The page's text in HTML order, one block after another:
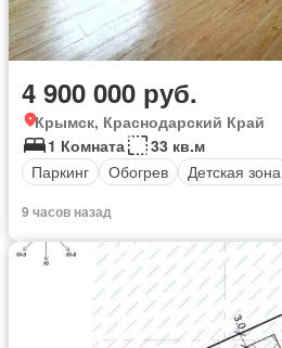
4 900 000 руб.
Крымск, Краснодарский Край
1 Комната
33 кв.м
Паркинг
Обогрев Детская зона
9 часов назад